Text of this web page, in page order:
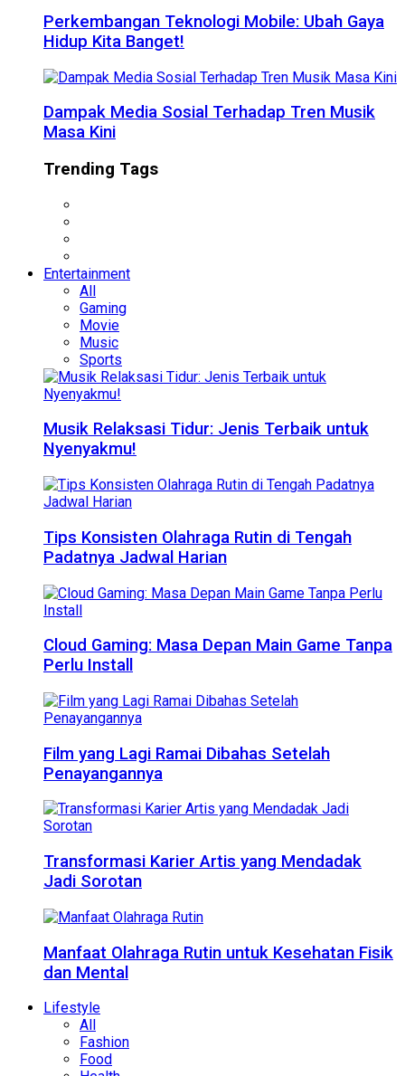
Perkembangan Teknologi Mobile: Ubah Gaya
Hidup Kita Banget!
Dampak Media Sosial Terhadap Tren Musik
Masa Kini
Trending Tags
Entertainment
All
Gaming
Movie
Music
Sports
Musik Relaksasi Tidur: Jenis Terbaik untuk
Nyenyakmu!
Tips Konsisten Olahraga Rutin di Tengah
Padatnya Jadwal Harian
Cloud Gaming: Masa Depan Main Game Tanpa
Perlu Install
Film yang Lagi Ramai Dibahas Setelah
Penayangannya
Transformasi Karier Artis yang Mendadak
Jadi Sorotan
Manfaat Olahraga Rutin untuk Kesehatan Fisik
dan Mental
Lifestyle
All
Fashion
Food